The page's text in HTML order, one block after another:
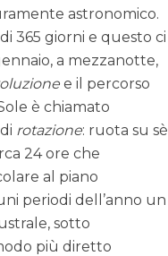
astronomico.
365 giorni e questo ci
a mezzanotte,
e il percorso
è chiamato
rotazione: ruota su sè
24 ore che
al piano
periodi dell’anno un
sotto
più diretto